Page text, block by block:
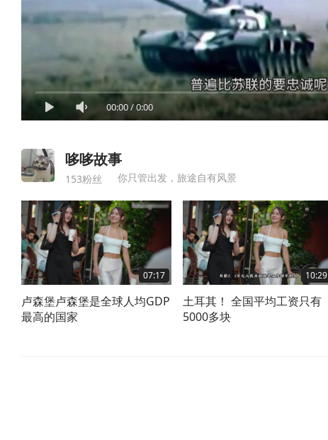
00:00/0:00
哆哆故事
153粉丝 你只管出发，旅途自有风景
07:17
卢森堡卢森堡是全球人均GDP
最高的国家
10:29
土耳其！ 全国平均工资只有
5000多块